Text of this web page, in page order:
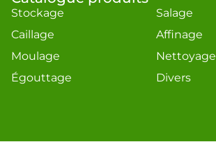
Stockage
Caillage
Moulage
Égouttage
Salage
Affinage
Nettoyage
Divers